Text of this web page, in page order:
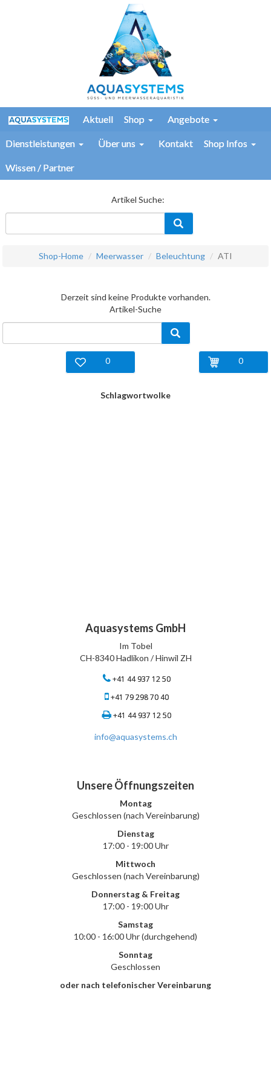
Aktuell Shop Angebote
Dienstleistungen Über uns Kontakt Shop Infos
Wissen / Partner
Artikel Suche:
Shop-Home Meerwasser Beleuchtung ATI
Derzeit sind keine Produkte vorhanden.
Artikel-Suche
0
0
Schlagwortwolke
Aquasystems GmbH
Im Tobel
CH-8340 Hadlikon / Hinwil ZH
+41 44 937 12 50
+41 79 298 70 40
+41 44 937 12 50
info@aquasystems.ch
Unsere Öffnungszeiten
Montag
Geschlossen (nach Vereinbarung)
Dienstag
17:00 - 19:00 Uhr
Mittwoch
Geschlossen (nach Vereinbarung)
Donnerstag & Freitag
17:00 - 19:00 Uhr
Samstag
10:00 - 16:00 Uhr (durchgehend)
Sonntag
Geschlossen
oder nach telefonischer Vereinbarung